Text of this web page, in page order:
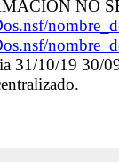
NO
31/10/19 30/